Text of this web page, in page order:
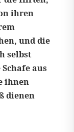
ihren
und die
selbst
aus
ihnen
dienen